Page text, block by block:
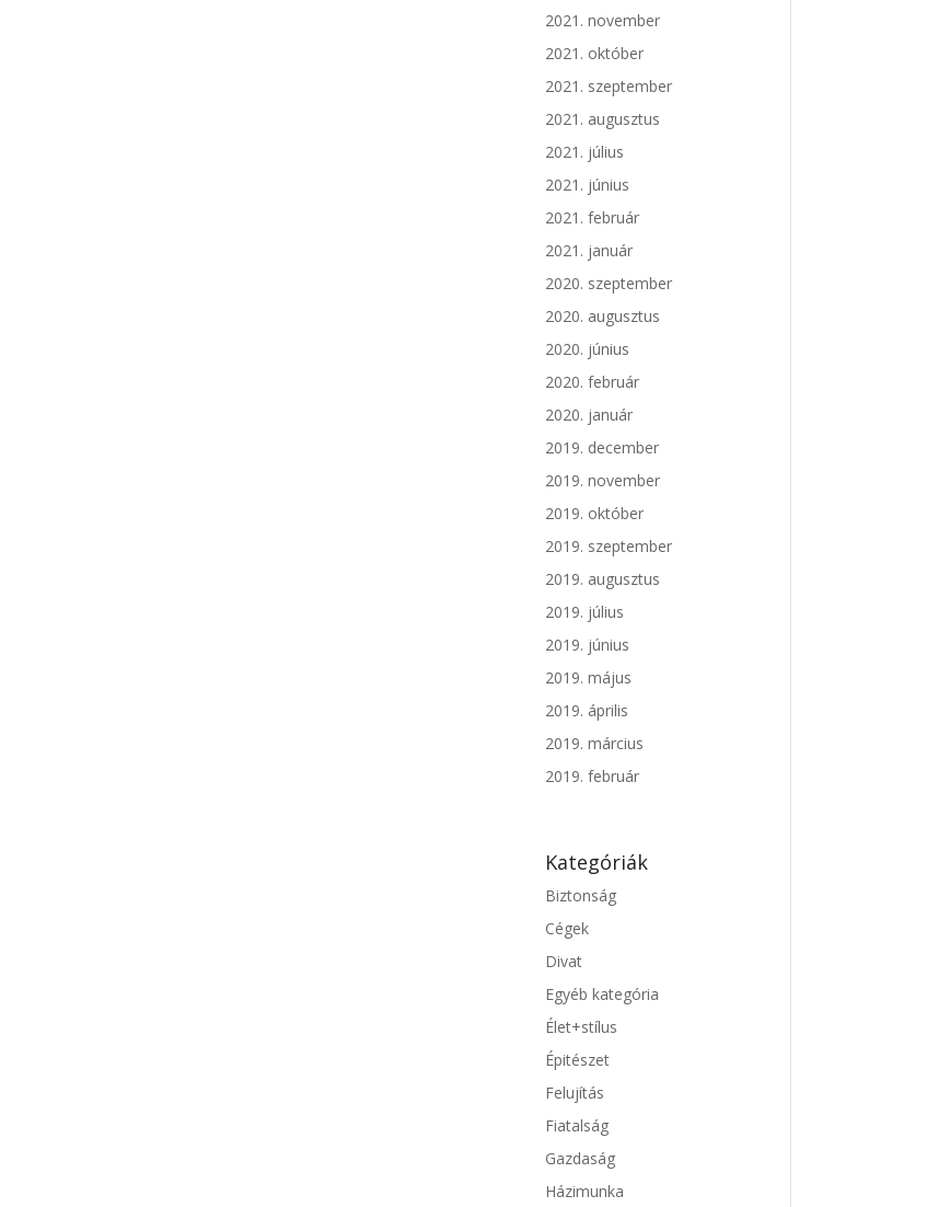
2021. november
2021. október
2021. szeptember
2021. augusztus
2021. július
2021. június
2021. február
2021. január
2020. szeptember
2020. augusztus
2020. június
2020. február
2020. január
2019. december
2019. november
2019. október
2019. szeptember
2019. augusztus
2019. július
2019. június
2019. május
2019. április
2019. március
2019. február
Kategóriák
Biztonság
Cégek
Divat
Egyéb kategória
Élet+stílus
Épitészet
Felujítás
Fiatalság
Gazdaság
Házimunka